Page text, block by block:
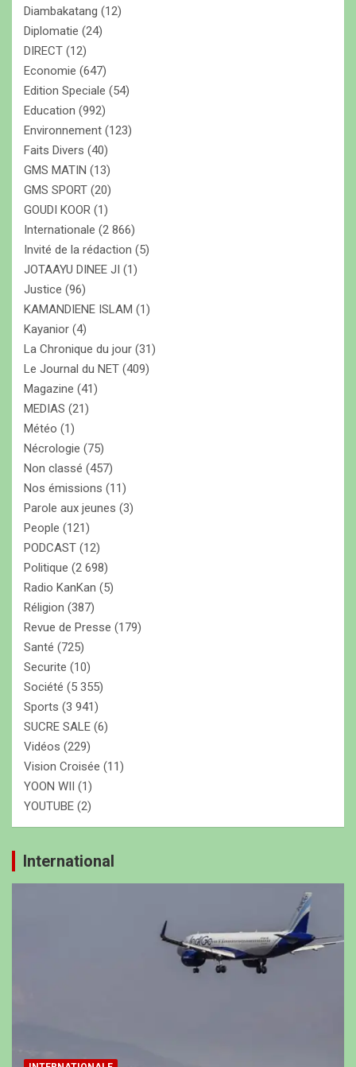
Diambakatang (12)
Diplomatie (24)
DIRECT (12)
Economie (647)
Edition Speciale (54)
Education (992)
Environnement (123)
Faits Divers (40)
GMS MATIN (13)
GMS SPORT (20)
GOUDI KOOR (1)
Internationale (2 866)
Invité de la rédaction (5)
JOTAAYU DINEE JI (1)
Justice (96)
KAMANDIENE ISLAM (1)
Kayanior (4)
La Chronique du jour (31)
Le Journal du NET (409)
Magazine (41)
MEDIAS (21)
Météo (1)
Nécrologie (75)
Non classé (457)
Nos émissions (11)
Parole aux jeunes (3)
People (121)
PODCAST (12)
Politique (2 698)
Radio KanKan (5)
Réligion (387)
Revue de Presse (179)
Santé (725)
Securite (10)
Société (5 355)
Sports (3 941)
SUCRE SALE (6)
Vidéos (229)
Vision Croisée (11)
YOON WII
(1)
YOUTUBE (2)
International